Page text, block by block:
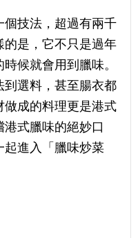
個技法，超過有兩千
是，它不只是過年
候就會用到臘味。
選料，甚至腸衣都
成的料理更是港式
式臘味的絕妙口
起進入「臘味炒菜